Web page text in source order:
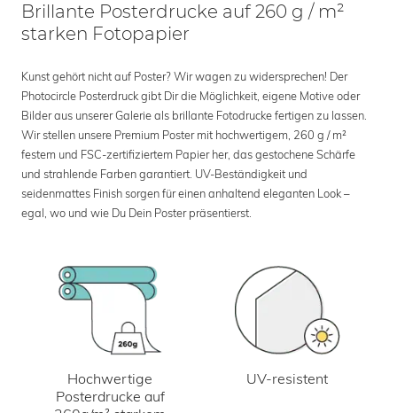
Brillante Posterdrucke auf 260 g / m²
starken Fotopapier
Kunst gehört nicht auf Poster? Wir wagen zu widersprechen! Der
Photocircle Posterdruck gibt Dir die Möglichkeit, eigene Motive oder
Bilder aus unserer Galerie als brillante Fotodrucke fertigen zu lassen.
Wir stellen unsere Premium Poster mit hochwertigem, 260 g / m²
festem und FSC-zertifiziertem Papier her, das gestochene Schärfe
und strahlende Farben garantiert. UV-Beständigkeit und
seidenmattes Finish sorgen für einen anhaltend eleganten Look –
egal, wo und wie Du Dein Poster präsentierst.
Hochwertige
Posterdrucke auf
UV-resistent